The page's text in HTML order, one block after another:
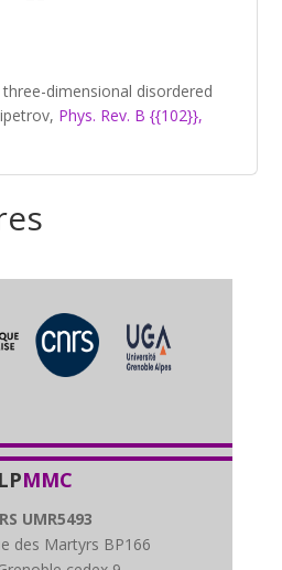
dimensional disordered
Phys. Rev. B {{102}},
LPMMC
UMR5493
des Martyrs BP166